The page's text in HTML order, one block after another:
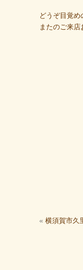
どうぞ目覚め
またのご来店
と～
« 横須賀市